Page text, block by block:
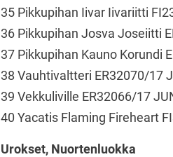
35 Pikkupihan Iivar Iivariitti
36 Pikkupihan Josva Joseiitti
37 Pikkupihan Kauno Korundi
38 Vauhtivaltteri ER32070/17
39 Vekkuliville ER32066/17
40 Yacatis Flaming Fireheart
Urokset, Nuortenluokka